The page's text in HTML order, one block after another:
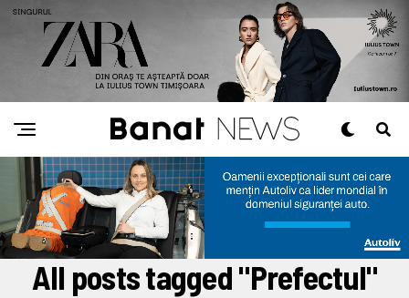
All posts tagged "Prefectul"